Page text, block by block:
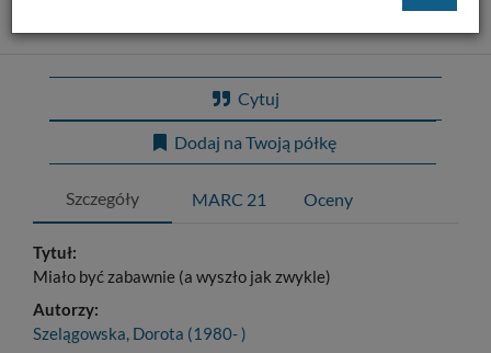
Cytuj
Dodaj na Twoją półkę
Szczegóły MARC 21 Oceny
Tytuł:
Miało być zabawnie (a wyszło jak zwykle)
Autorzy:
Szelągowska, Dorota (1980- )